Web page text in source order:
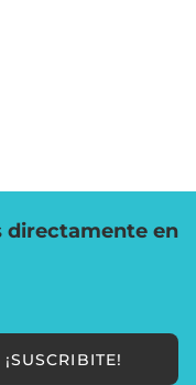
directamente en
¡SUSCRIBITE!